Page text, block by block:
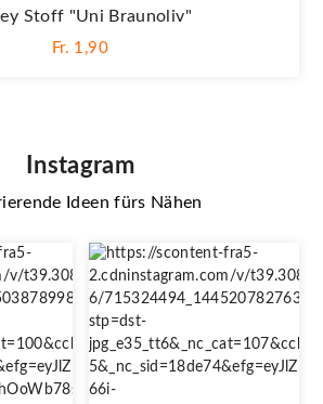
Stoff "Uni Braunoliv"
Fr. 1,90
Instagram
Ideen fürs Nähen